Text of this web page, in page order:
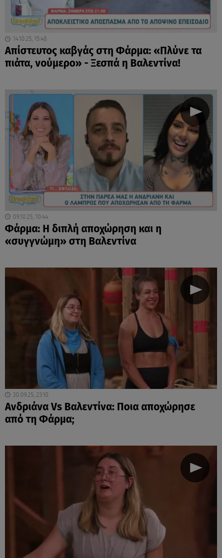
14.10.25, 15:48
Απίστευτος καβγάς στη Φάρμα: «Πλύνε τα
πιάτα, νούμερο» - Ξεσπά η Βαλεντίνα!
09.10.25, 10:44
Φάρμα: Η διπλή αποχώρηση και η
«συγγνώμη» στη Βαλεντίνα
30.09.25, 23:10
Ανδριάνα Vs Βαλεντίνα: Ποια αποχώρησε
από τη Φάρμα;